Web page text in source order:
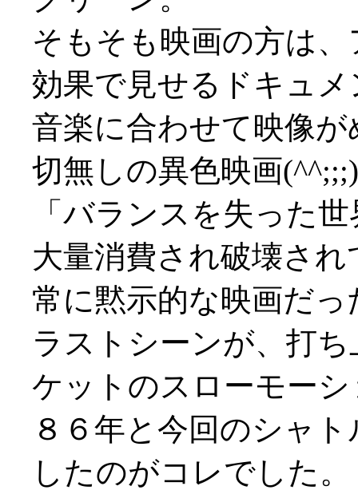
そもそも映画の方は
効果で見せるドキュ
音楽に合わせて映像
切無しの異色映画(^^;;;)
「バランスを失った
大量消費され破壊さ
常に黙示的な映画だ
ラストシーンが、打
ケットのスローモー
８６年と今回のシャ
したのがコレでした。